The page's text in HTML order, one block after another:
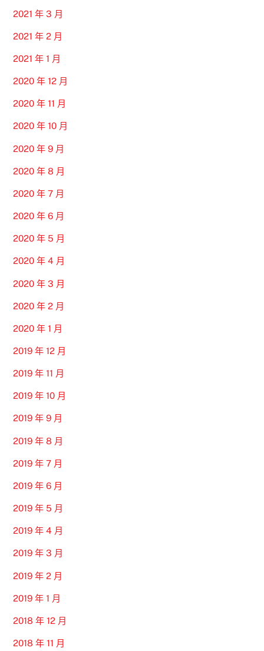
2021 年 3 月
2021 年 2 月
2021 年 1 月
2020 年 12 月
2020 年 11 月
2020 年 10 月
2020 年 9 月
2020 年 8 月
2020 年 7 月
2020 年 6 月
2020 年 5 月
2020 年 4 月
2020 年 3 月
2020 年 2 月
2020 年 1 月
2019 年 12 月
2019 年 11 月
2019 年 10 月
2019 年 9 月
2019 年 8 月
2019 年 7 月
2019 年 6 月
2019 年 5 月
2019 年 4 月
2019 年 3 月
2019 年 2 月
2019 年 1 月
2018 年 12 月
2018 年 11 月